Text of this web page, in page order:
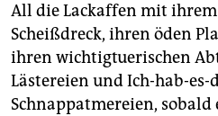
All die Lackaffen mit
Scheißdreck, ihren öden
ihren wichtigtuerischen
Lästereien und Ich-hab-es-
Schnappatmereien, sobald